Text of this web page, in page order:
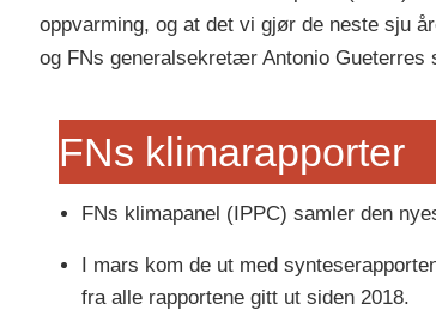
oppvarming, og at det vi gjør de neste sju
og FNs generalsekretær Antonio Gueterres
FNs klimarapporter
FNs klimapanel (IPPC) samler den
I mars kom de ut med
fra alle rapportene gitt ut siden 2018.